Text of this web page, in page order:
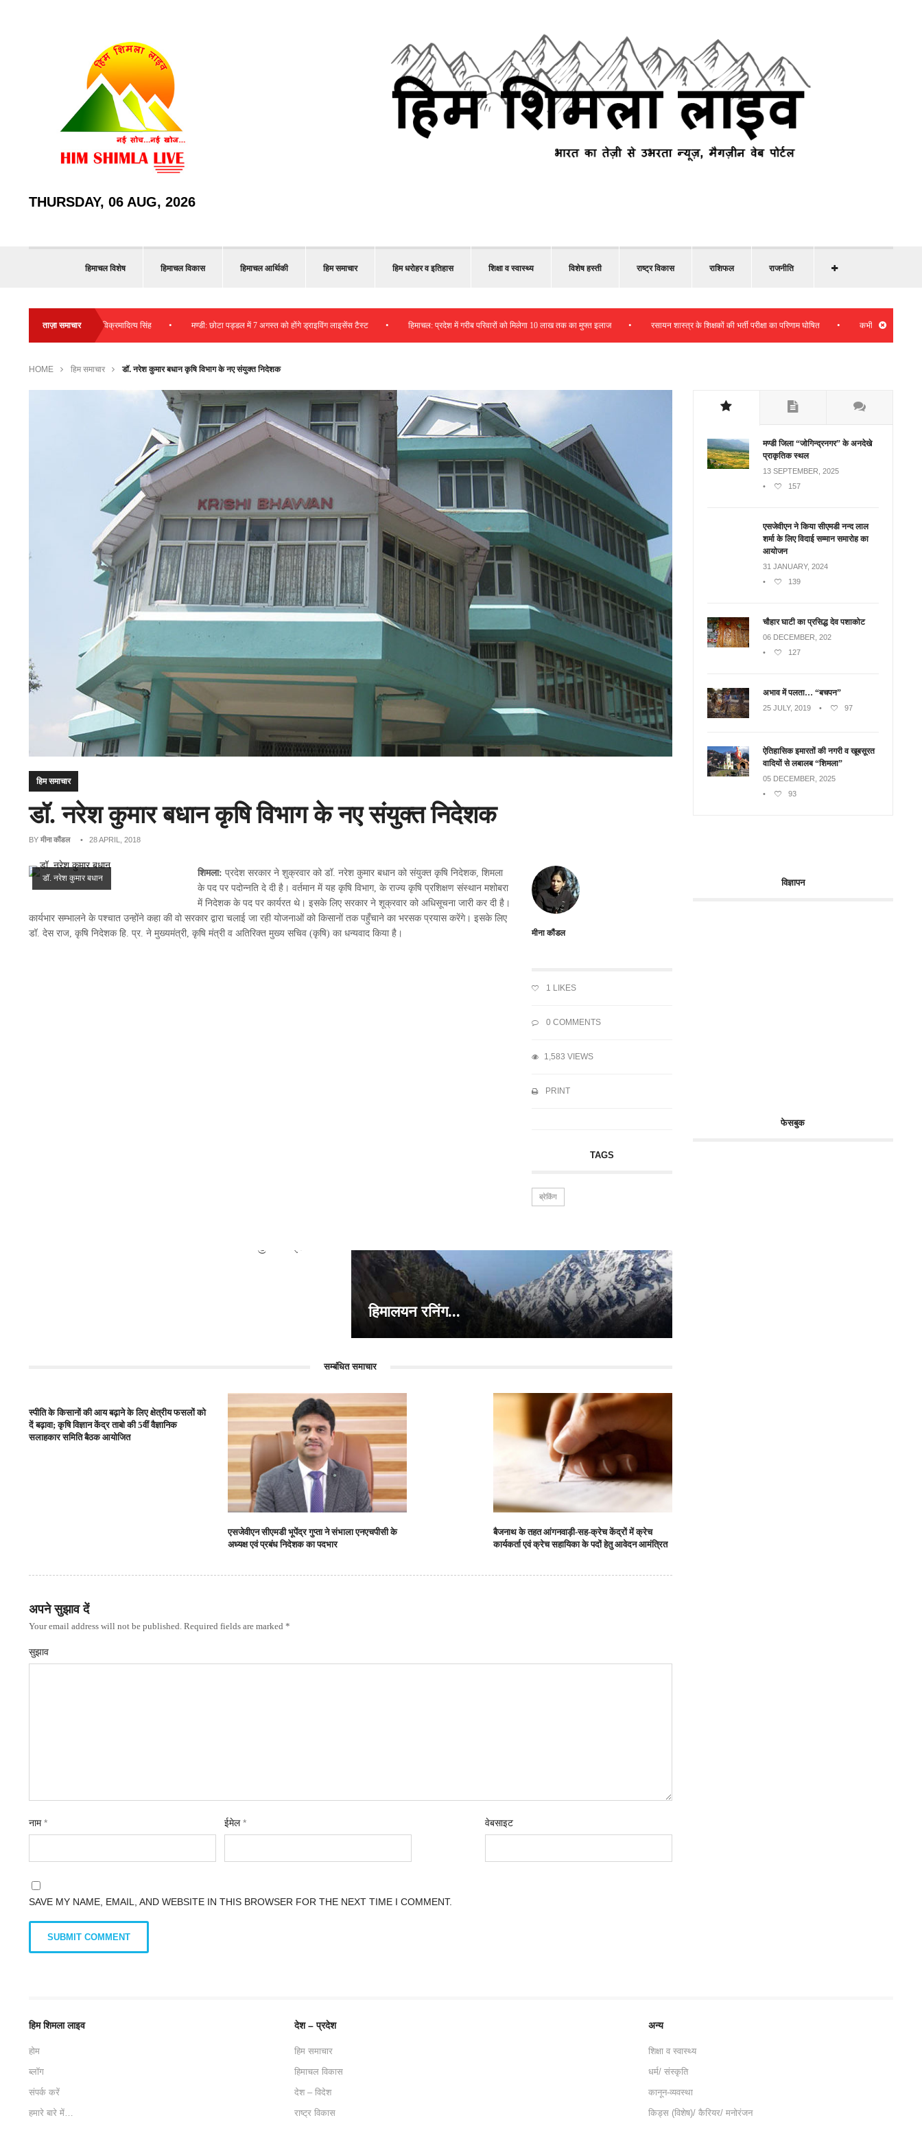
THURSDAY, 06 AUG, 2026
हिमाचल विशेष हिमाचल विकास हिमाचल आर्थिकी हिम समाचार हिम धरोहर व इतिहास शिक्षा व स्वास्थ्य विशेष हस्ती राष्ट्र विकास राशिफल राजनीति
ताज़ा समाचार
की जा रही व्यय – विक्रमादित्य सिंह • मण्डी: छोटा पड्डल में 7 अगस्त को होंगे ड्राइविंग लाइसेंस टैस्ट • हिमाचल: प्रदेश में गरीब परिवारों को मिलेगा 10 लाख तक का मुफ्त इलाज • रसायन शास्त्र के शिक्षकों की भर्ती परीक्षा का परिणाम घोषित • कभी भी प्रदेश हितों के साथ
HOME हिम समाचार डॉ. नरेश कुमार बधान कृषि विभाग के नए संयुक्त निदेशक
हिम समाचार
डॉ. नरेश कुमार बधान कृषि विभाग के नए संयुक्त निदेशक
BY मीना कौंडल • 28 APRIL, 2018
मीना कौंडल
1 LIKES
0 COMMENTS
1,583 VIEWS
PRINT
TAGS
ब्रेकिंग
डॉ. नरेश कुमार बधान शिमला: प्रदेश सरकार ने शुक्रवार को डॉ. नरेश कुमार बधान को संयुक्त कृषि निदेशक, शिमला
के पद पर पदोन्नति दे दी है। वर्तमान में यह कृषि विभाग, के राज्य कृषि प्रशिक्षण संस्थान मशोबरा
में निदेशक के पद पर कार्यरत थे। इसके लिए सरकार ने शूक्रवार को अधिसूचना जारी कर दी है।
कार्यभार सम्भालने के पश्चात उन्होंने कहा की वो सरकार द्वारा चलाई जा रही योजनाओं को किसानों तक पहुँचाने का भरसक प्रयास करेंगे। इसके लिए
डॉ. देस राज, कृषि निदेशक हि. प्र. ने मुख्यमंत्री, कृषि मंत्री व अतिरिक्त मुख्य सचिव (कृषि) का धन्यवाद किया है।
हिमालयन रनिंग...
सम्बंधित समाचार
स्पीति के किसानों की आय बढ़ाने के लिए क्षेत्रीय फसलों को
दें बढ़ावा; कृषि विज्ञान केंद्र ताबो की 5वीं वैज्ञानिक
सलाहकार समिति बैठक आयोजित
एसजेवीएन सीएमडी भूपेंद्र गुप्ता ने संभाला एनएचपीसी के
अध्यक्ष एवं प्रबंध निदेशक का पदभार
बैजनाथ के तहत आंगनवाड़ी-सह-क्रेच केंद्रों में क्रेच
कार्यकर्ता एवं क्रेच सहायिका के पदों हेतु आवेदन आमंत्रित
अपने सुझाव दें
Your email address will not be published. Required fields are marked *
सुझाव
नाम* ईमेल* वेबसाइट
SAVE MY NAME, EMAIL, AND WEBSITE IN THIS BROWSER FOR THE NEXT TIME I COMMENT.
मण्डी जिला “जोगिन्द्रनगर” के अनदेखे
प्राकृतिक स्थल
13 SEPTEMBER, 2025
•
157
एसजेवीएन ने किया सीएमडी नन्‍द लाल
शर्मा के लिए विदाई सम्मान समारोह का
आयोजन
31 JANUARY, 2024
•
139
चौहार घाटी का प्रसिद्ध देव पशाकोट
06 DECEMBER, 202
•
127
अभाव में पलता… “बचपन”
25 JULY, 2019 • 97
ऐतिहासिक इमारतों की नगरी व खूबसूरत
वादियों से लबालब “शिमला”
05 DECEMBER, 2025
•
93
विज्ञापन
फेसबुक
हिम शिमला लाइव
होम
ब्लॉग
संपर्क करें
हमारे बारे में…
देश – प्रदेश
हिम समाचार
हिमाचल विकास
देश – विदेश
राष्ट्र विकास
अन्य
शिक्षा व स्वास्थ्य
धर्म/ संस्कृति
कानून-व्यवस्था
किड्स (विशेष)/ कैरियर/ मनोरंजन